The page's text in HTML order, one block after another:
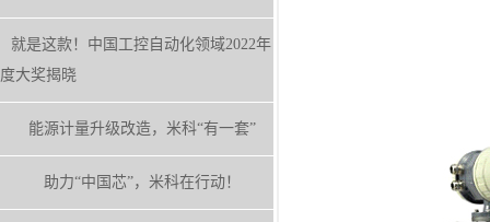
就是这款！中国工控自动化领域2022年
度大奖揭晓
能源计量升级改造，米科“有一套”
助力“中国芯”，米科在行动！